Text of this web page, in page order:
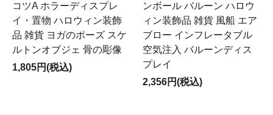
コツA ホラーディスプレ
イ・置物 ハロウィン装飾
品 雑貨 ヨガのポーズ スケ
ルトンオブジェ 骨の彫像
1,805円(税込)
ンボール バルーン ハロウ
ィン装飾品 雑貨 風船 エア
ブロー インフレータブル
空気注入 バルーンディス
プレイ
2,356円(税込)